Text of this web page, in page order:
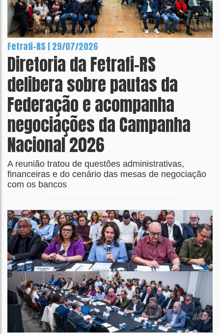
Fetrafi-RS | 29/07/2026
Diretoria da Fetrafi-RS
delibera sobre pautas da
Federação e acompanha
negociações da Campanha
Nacional 2026
A reunião tratou de questões administrativas,
financeiras e do cenário das mesas de negociação
com os bancos